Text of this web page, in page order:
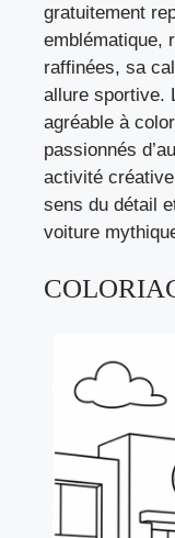
gratuitement
emblématique,
raffinées, sa
allure sportive.
agréable à
passionnés
activité
sens du détail
voiture